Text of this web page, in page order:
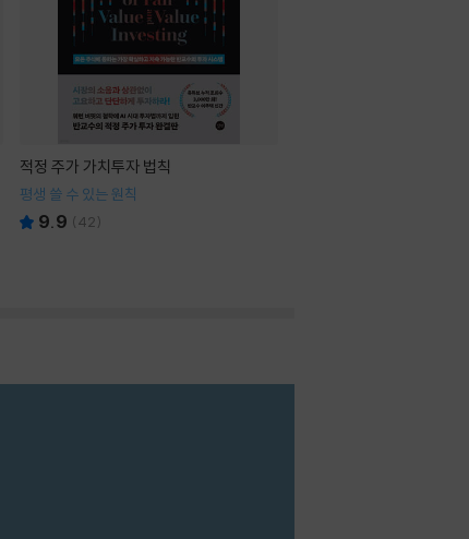
적정 주가 가치투자 법칙
평생 쓸 수 있는 원칙
9.9 (42)